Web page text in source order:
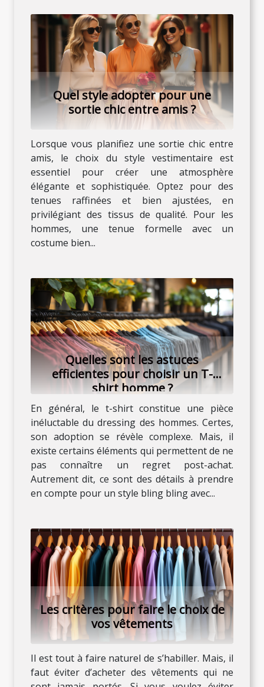
Quel style adopter pour une
sortie chic entre amis ?
Lorsque vous planifiez une sortie chic entre
amis, le choix du style vestimentaire est
essentiel pour créer une atmosphère
élégante et sophistiquée. Optez pour des
tenues raffinées et bien ajustées, en
privilégiant des tissus de qualité. Pour les
hommes, une tenue formelle avec un
costume bien...
Quelles sont les astuces
efficientes pour choisir un T-
shirt homme ?
En général, le t-shirt constitue une pièce
inéluctable du dressing des hommes. Certes,
son adoption se révèle complexe. Mais, il
existe certains éléments qui permettent de ne
pas connaître un regret post-achat.
Autrement dit, ce sont des détails à prendre
en compte pour un style bling bling avec...
Les critères pour faire le choix de
vos vêtements
Il est tout à faire naturel de s’habiller. Mais, il
faut éviter d’acheter des vêtements qui ne